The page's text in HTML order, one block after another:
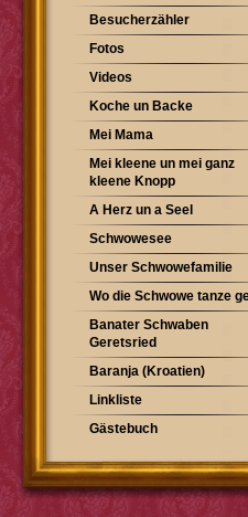
Besucherzähler
Fotos
Videos
Koche un Backe
Mei Mama
Mei kleene un mei ganz
kleene Knopp
A Herz un a Seel
Schwowesee
Unser Schwowefamilie
Wo die Schwowe tanze
Banater Schwaben
Geretsried
Baranja (Kroatien)
Linkliste
Gästebuch